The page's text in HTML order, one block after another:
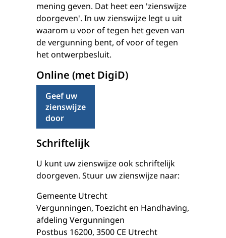
mening geven. Dat heet een 'zienswijze
doorgeven'. In uw zienswijze legt u uit
waarom u voor of tegen het geven van
de vergunning bent, of voor of tegen
het ontwerpbesluit.
Online (met DigiD)
Geef uw
zienswijze
door
Schriftelijk
U kunt uw zienswijze ook schriftelijk
doorgeven. Stuur uw zienswijze naar:
Gemeente Utrecht
Vergunningen, Toezicht en Handhaving,
afdeling Vergunningen
Postbus 16200, 3500 CE Utrecht